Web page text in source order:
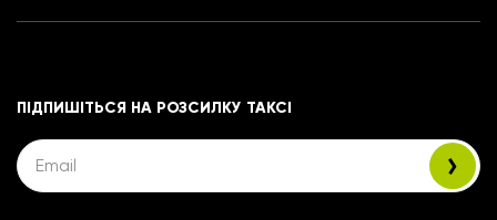
ПІДПИШІТЬСЯ НА РОЗСИЛКУ ТАКСІ